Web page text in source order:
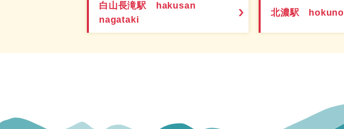
白山長滝駅 hakusan
nagataki
北濃駅